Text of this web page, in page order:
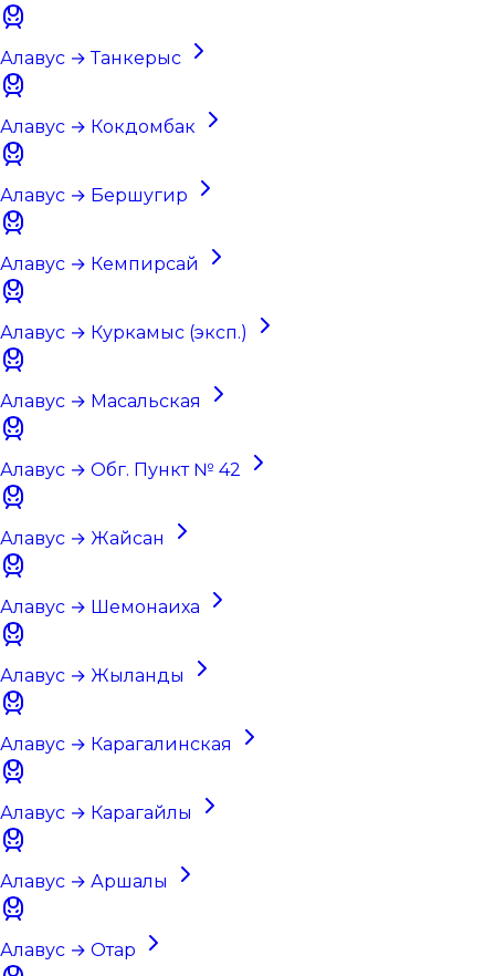
Алавус → Танкерыс
Алавус → Кокдомбак
Алавус → Бершугир
Алавус → Кемпирсай
Алавус → Куркамыс (эксп.)
Алавус → Масальская
Алавус → Обг. Пункт № 42
Алавус → Жайсан
Алавус → Шемонаиха
Алавус → Жыланды
Алавус → Карагалинская
Алавус → Карагайлы
Алавус → Аршалы
Алавус → Отар